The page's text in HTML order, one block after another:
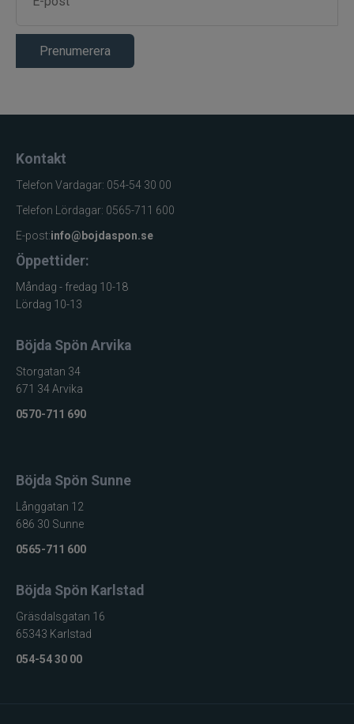
Prenumerera
Kontakt
Telefon Vardagar: 054-54 30 00
Telefon Lördagar: 0565-711 600
E-post:info@bojdaspon.se
Öppettider:
Måndag - fredag 10-18
Lördag 10-13
Böjda Spön Arvika
Storgatan 34
671 34 Arvika
0570-711 690
Böjda Spön Sunne
Långgatan 12
686 30 Sunne
0565-711 600
Böjda Spön Karlstad
Gräsdalsgatan 16
65343 Karlstad
054-54 30 00